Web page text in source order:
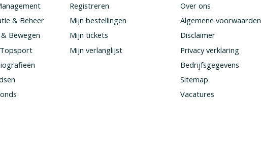
& Beheer
Bewegen
Registreren
Mijn bestellingen
Mijn tickets
Mijn verlanglijst
Over ons
Algemene voorwaarden
Disclaimer
Privacy verklaring
Bedrijfsgegevens
Sitemap
Vacatures